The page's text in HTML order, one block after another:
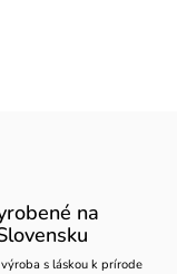
na
s láskou k prírode